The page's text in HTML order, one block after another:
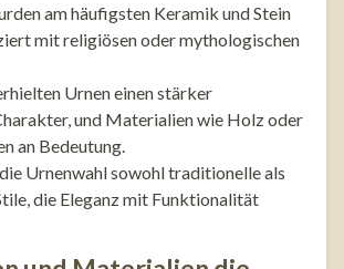
am häufigsten Keramik und Stein
mit religiösen oder mythologischen
Urnen einen stärker
und Materialien wie Holz oder
an Bedeutung.
Urnenwahl sowohl traditionelle als
die Eleganz mit Funktionalität